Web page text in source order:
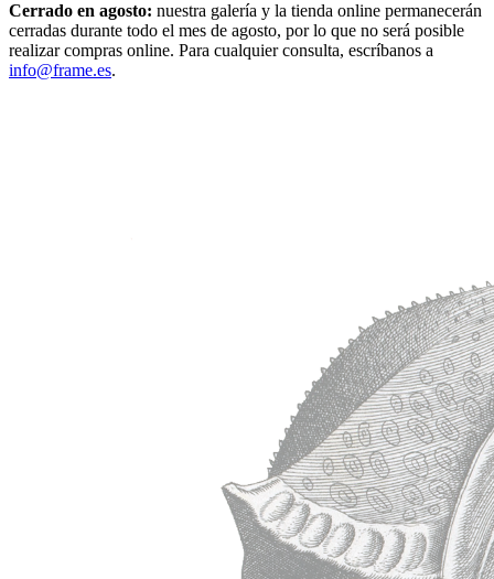
Cerrado en agosto: nuestra galería y la tienda online permanecerán
cerradas durante todo el mes de agosto, por lo que no será posible
realizar compras online. Para cualquier consulta, escríbanos a
info@frame.es.